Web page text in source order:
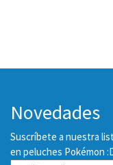
Novedades
Suscríbete a nuestra
en peluches Pokémon